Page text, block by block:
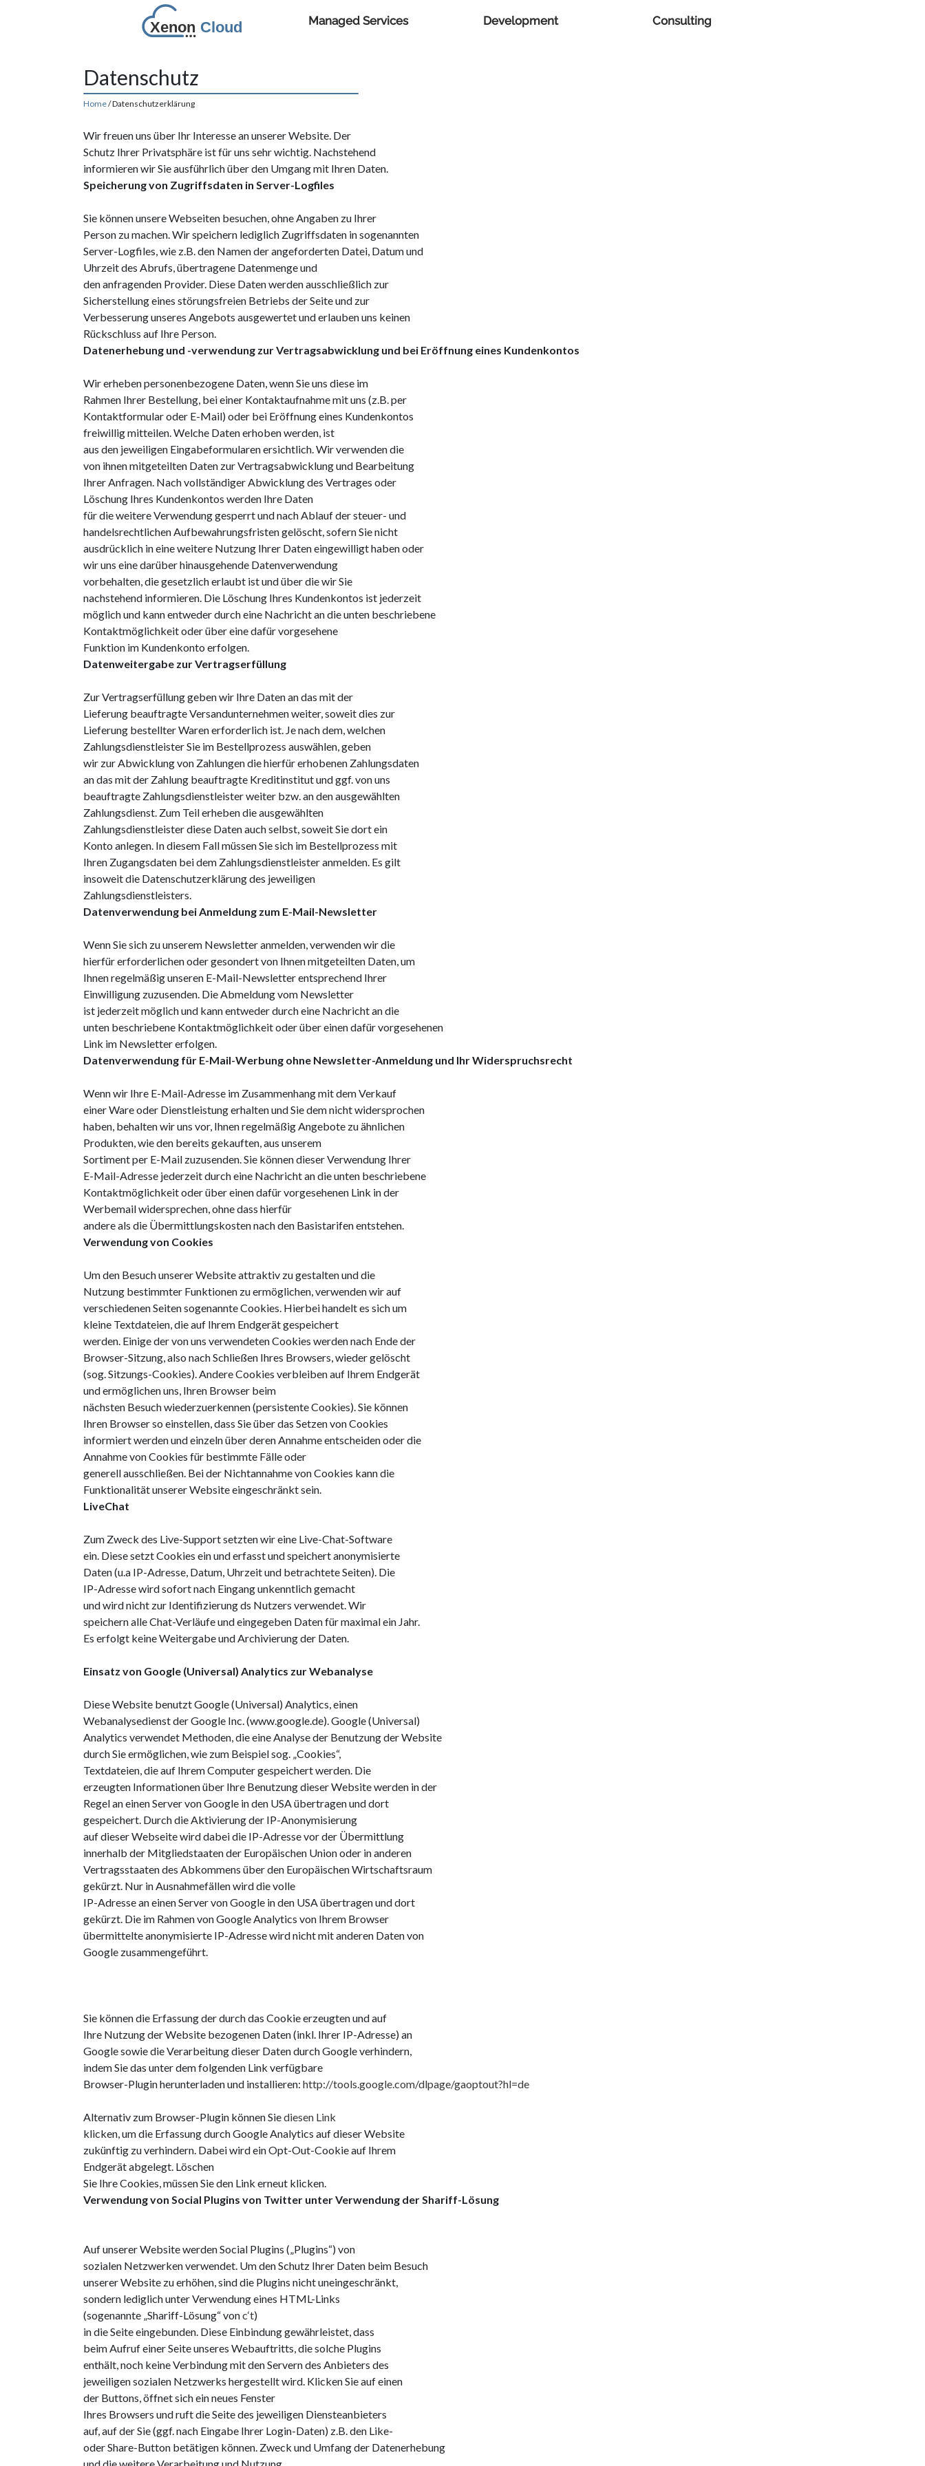
Managed Services Development Consulting
Datenschutz
Home/ Datenschutzerklärung
Wir freuen uns über Ihr Interesse an unserer Website. Der
Schutz Ihrer Privatsphäre ist für uns sehr wichtig. Nachstehend
informieren wir Sie ausführlich über den Umgang mit Ihren Daten.
Speicherung von Zugriffsdaten in Server-Logfiles
Sie können unsere Webseiten besuchen, ohne Angaben zu Ihrer
Person zu machen. Wir speichern lediglich Zugriffsdaten in sogenannten
Server-Logfiles, wie z.B. den Namen der angeforderten Datei, Datum und
Uhrzeit des Abrufs, übertragene Datenmenge und
den anfragenden Provider. Diese Daten werden ausschließlich zur
Sicherstellung eines störungsfreien Betriebs der Seite und zur
Verbesserung unseres Angebots ausgewertet und erlauben uns keinen
Rückschluss auf Ihre Person.
Datenerhebung und -verwendung zur Vertragsabwicklung und bei Eröffnung eines Kundenkontos
Wir erheben personenbezogene Daten, wenn Sie uns diese im
Rahmen Ihrer Bestellung, bei einer Kontaktaufnahme mit uns (z.B. per
Kontaktformular oder E-Mail) oder bei Eröffnung eines Kundenkontos
freiwillig mitteilen. Welche Daten erhoben werden, ist
aus den jeweiligen Eingabeformularen ersichtlich. Wir verwenden die
von ihnen mitgeteilten Daten zur Vertragsabwicklung und Bearbeitung
Ihrer Anfragen. Nach vollständiger Abwicklung des Vertrages oder
Löschung Ihres Kundenkontos werden Ihre Daten
für die weitere Verwendung gesperrt und nach Ablauf der steuer- und
handelsrechtlichen Aufbewahrungsfristen gelöscht, sofern Sie nicht
ausdrücklich in eine weitere Nutzung Ihrer Daten eingewilligt haben oder
wir uns eine darüber hinausgehende Datenverwendung
vorbehalten, die gesetzlich erlaubt ist und über die wir Sie
nachstehend informieren. Die Löschung Ihres Kundenkontos ist jederzeit
möglich und kann entweder durch eine Nachricht an die unten beschriebene
Kontaktmöglichkeit oder über eine dafür vorgesehene
Funktion im Kundenkonto erfolgen.
Datenweitergabe zur Vertragserfüllung
Zur Vertragserfüllung geben wir Ihre Daten an das mit der
Lieferung beauftragte Versandunternehmen weiter, soweit dies zur
Lieferung bestellter Waren erforderlich ist. Je nach dem, welchen
Zahlungsdienstleister Sie im Bestellprozess auswählen, geben
wir zur Abwicklung von Zahlungen die hierfür erhobenen Zahlungsdaten
an das mit der Zahlung beauftragte Kreditinstitut und ggf. von uns
beauftragte Zahlungsdienstleister weiter bzw. an den ausgewählten
Zahlungsdienst. Zum Teil erheben die ausgewählten
Zahlungsdienstleister diese Daten auch selbst, soweit Sie dort ein
Konto anlegen. In diesem Fall müssen Sie sich im Bestellprozess mit
Ihren Zugangsdaten bei dem Zahlungsdienstleister anmelden. Es gilt
insoweit die Datenschutzerklärung des jeweiligen
Zahlungsdienstleisters.
Datenverwendung bei Anmeldung zum E-Mail-Newsletter
Wenn Sie sich zu unserem Newsletter anmelden, verwenden wir die
hierfür erforderlichen oder gesondert von Ihnen mitgeteilten Daten, um
Ihnen regelmäßig unseren E-Mail-Newsletter entsprechend Ihrer
Einwilligung zuzusenden. Die Abmeldung vom Newsletter
ist jederzeit möglich und kann entweder durch eine Nachricht an die
unten beschriebene Kontaktmöglichkeit oder über einen dafür vorgesehenen
Link im Newsletter erfolgen.
Datenverwendung für E-Mail-Werbung ohne Newsletter-Anmeldung und Ihr Widerspruchsrecht
Wenn wir Ihre E-Mail-Adresse im Zusammenhang mit dem Verkauf
einer Ware oder Dienstleistung erhalten und Sie dem nicht widersprochen
haben, behalten wir uns vor, Ihnen regelmäßig Angebote zu ähnlichen
Produkten, wie den bereits gekauften, aus unserem
Sortiment per E-Mail zuzusenden. Sie können dieser Verwendung Ihrer
E-Mail-Adresse jederzeit durch eine Nachricht an die unten beschriebene
Kontaktmöglichkeit oder über einen dafür vorgesehenen Link in der
Werbemail widersprechen, ohne dass hierfür
andere als die Übermittlungskosten nach den Basistarifen entstehen.
Verwendung von Cookies
Um den Besuch unserer Website attraktiv zu gestalten und die
Nutzung bestimmter Funktionen zu ermöglichen, verwenden wir auf
verschiedenen Seiten sogenannte Cookies. Hierbei handelt es sich um
kleine Textdateien, die auf Ihrem Endgerät gespeichert
werden. Einige der von uns verwendeten Cookies werden nach Ende der
Browser-Sitzung, also nach Schließen Ihres Browsers, wieder gelöscht
(sog. Sitzungs-Cookies). Andere Cookies verbleiben auf Ihrem Endgerät
und ermöglichen uns, Ihren Browser beim
nächsten Besuch wiederzuerkennen (persistente Cookies). Sie können
Ihren Browser so einstellen, dass Sie über das Setzen von Cookies
informiert werden und einzeln über deren Annahme entscheiden oder die
Annahme von Cookies für bestimmte Fälle oder
generell ausschließen. Bei der Nichtannahme von Cookies kann die
Funktionalität unserer Website eingeschränkt sein.
LiveChat
Zum Zweck des Live-Support setzten wir eine Live-Chat-Software
ein. Diese setzt Cookies ein und erfasst und speichert anonymisierte
Daten (u.a IP-Adresse, Datum, Uhrzeit und betrachtete Seiten). Die
IP-Adresse wird sofort nach Eingang unkenntlich gemacht
und wird nicht zur Identifizierung ds Nutzers verwendet. Wir
speichern alle Chat-Verläufe und eingegeben Daten für maximal ein Jahr.
Es erfolgt keine Weitergabe und Archivierung der Daten.
Einsatz von Google (Universal) Analytics zur Webanalyse
Diese Website benutzt Google (Universal) Analytics, einen
Webanalysedienst der Google Inc. (www.google.de). Google (Universal)
Analytics verwendet Methoden, die eine Analyse der Benutzung der Website
durch Sie ermöglichen, wie zum Beispiel sog. „Cookies“,
Textdateien, die auf Ihrem Computer gespeichert werden. Die
erzeugten Informationen über Ihre Benutzung dieser Website werden in der
Regel an einen Server von Google in den USA übertragen und dort
gespeichert. Durch die Aktivierung der IP-Anonymisierung
auf dieser Webseite wird dabei die IP-Adresse vor der Übermittlung
innerhalb der Mitgliedstaaten der Europäischen Union oder in anderen
Vertragsstaaten des Abkommens über den Europäischen Wirtschaftsraum
gekürzt. Nur in Ausnahmefällen wird die volle
IP-Adresse an einen Server von Google in den USA übertragen und dort
gekürzt. Die im Rahmen von Google Analytics von Ihrem Browser
übermittelte anonymisierte IP-Adresse wird nicht mit anderen Daten von
Google zusammengeführt.
Sie können die Erfassung der durch das Cookie erzeugten und auf
Ihre Nutzung der Website bezogenen Daten (inkl. Ihrer IP-Adresse) an
Google sowie die Verarbeitung dieser Daten durch Google verhindern,
indem Sie das unter dem folgenden Link verfügbare
Browser-Plugin herunterladen und installieren: http://tools.google.com/dlpage/gaoptout?hl=de
Alternativ zum Browser-Plugin können Siediesen Link
klicken, um die Erfassung durch Google Analytics auf dieser Website
zukünftig zu verhindern. Dabei wird ein Opt-Out-Cookie auf Ihrem
Endgerät abgelegt. Löschen
Sie Ihre Cookies, müssen Sie den Link erneut klicken.
Verwendung von Social Plugins von Twitter unter Verwendung der Shariff-Lösung
Auf unserer Website werden Social Plugins („Plugins“) von
sozialen Netzwerken verwendet. Um den Schutz Ihrer Daten beim Besuch
unserer Website zu erhöhen, sind die Plugins nicht uneingeschränkt,
sondern lediglich unter Verwendung eines HTML-Links
(sogenannte „Shariff-Lösung“ vonc‘t)
in die Seite eingebunden. Diese Einbindung gewährleistet, dass
beim Aufruf einer Seite unseres Webauftritts, die solche Plugins
enthält, noch keine Verbindung mit den Servern des Anbieters des
jeweiligen sozialen Netzwerks hergestellt wird. Klicken Sie auf einen
der Buttons, öffnet sich ein neues Fenster
Ihres Browsers und ruft die Seite des jeweiligen Diensteanbieters
auf, auf der Sie (ggf. nach Eingabe Ihrer Login-Daten) z.B. den Like-
oder Share-Button betätigen können. Zweck und Umfang der Datenerhebung